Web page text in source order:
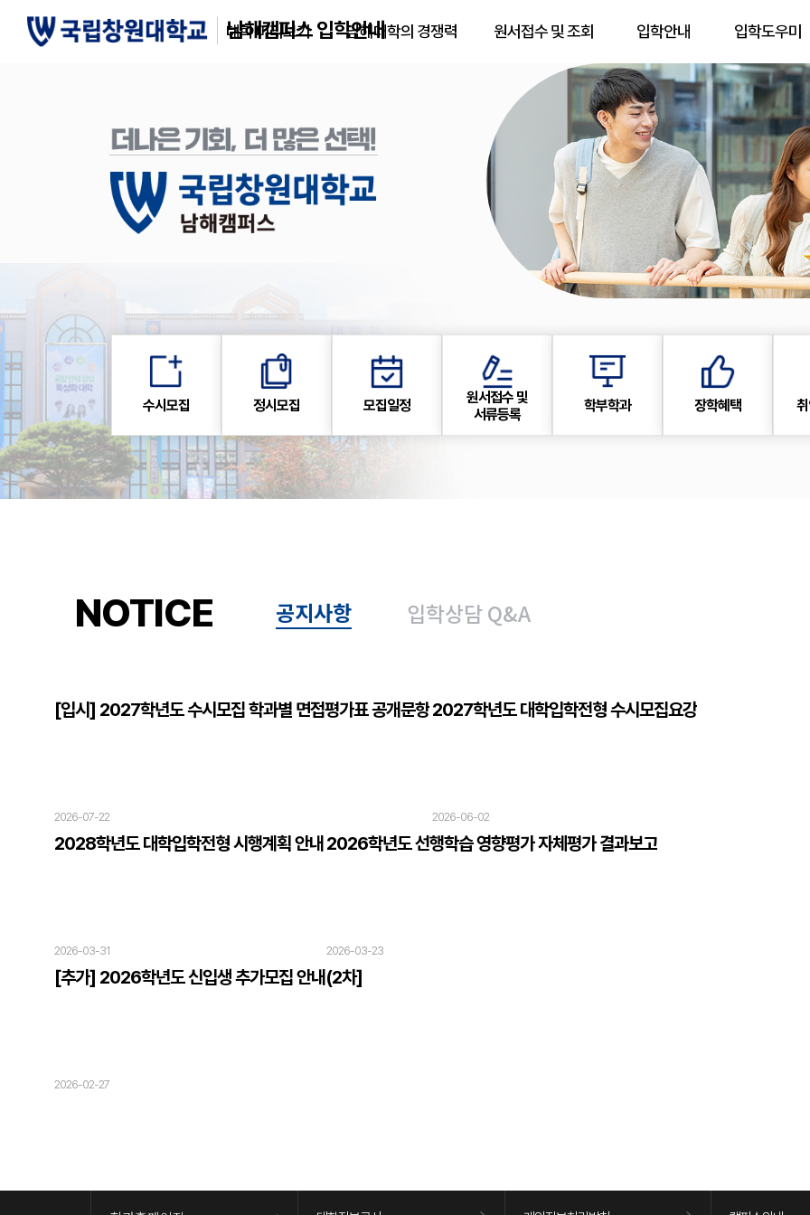
대학 미리보기 남해대학의 경쟁력 원서접수 및 조회 입학안내 입학도우미
남해캠퍼스 입학안내
수시모집 정시모집 모집일정
원서접수 및
서류등록
학부학과 장학혜택
NOTICE 공지사항 입학상담 Q&A
[입시] 2027학년도 수시모집 학과별 면접평가표 공개문항
2026-07-22
2027학년도 대학입학전형 수시모집요강
2026-06-02
2028학년도 대학입학전형 시행계획 안내
2026-03-31
2026학년도 선행학습 영향평가 자체평가 결과보고
2026-03-23
[추가] 2026학년도 신입생 추가모집 안내(2차]
2026-02-27